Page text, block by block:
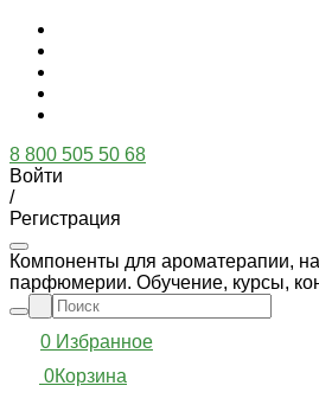
8 800 505 50 68
Войти
/
Регистрация
Компоненты для ароматерапии,
парфюмерии. Обучение, курсы,
0 Избранное
0Корзина